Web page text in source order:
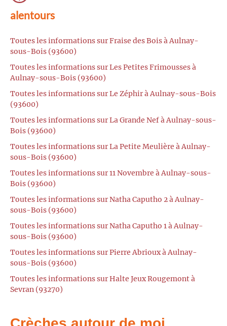
alentours
Toutes les informations sur Fraise des Bois à Aulnay-
sous-Bois (93600)
Toutes les informations sur Les Petites Frimousses à
Aulnay-sous-Bois (93600)
Toutes les informations sur Le Zéphir à Aulnay-sous-Bois
(93600)
Toutes les informations sur La Grande Nef à Aulnay-sous-
Bois (93600)
Toutes les informations sur La Petite Meulière à Aulnay-
sous-Bois (93600)
Toutes les informations sur 11 Novembre à Aulnay-sous-
Bois (93600)
Toutes les informations sur Natha Caputho 2 à Aulnay-
sous-Bois (93600)
Toutes les informations sur Natha Caputho 1 à Aulnay-
sous-Bois (93600)
Toutes les informations sur Pierre Abrioux à Aulnay-
sous-Bois (93600)
Toutes les informations sur Halte Jeux Rougemont à
Sevran (93270)